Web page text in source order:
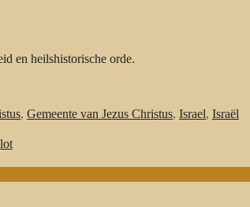
en heilshistorische orde.
, Gemeente van Jezus Christus, Israel, Israël